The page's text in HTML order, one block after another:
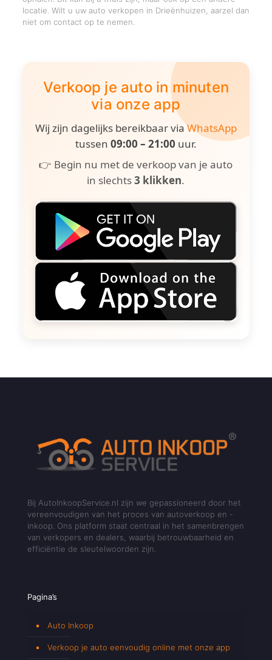
locatie. Wilt u uw auto verkopen in Drieënhuizen, aarzel dan
niet om contact op te nemen.
Verkoop je auto in minuten
via onze app
Wij zijn dagelijks bereikbaar viaWhatsApp
tussen 09:00 – 21:00 uur.
👉 Begin nu met de verkoop van je auto
in slechts3 klikken.
Bij AutoInkoopService.nl zijn we gepassioneerd door het
vereenvoudigen van het proces van autoverkoop en -
inkoop. Ons platform staat centraal in het samenbrengen
van verkopers en dealers, waarbij betrouwbaarheid en
efficiëntie de sleutelwoorden zijn.
Pagina’s
Auto Inkoop
Verkoop je auto eenvoudig online met onze app